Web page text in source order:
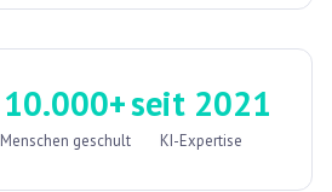
10.000+
Menschen geschult
seit 2021
KI-Expertise